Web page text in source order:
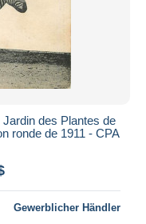
des Plantes de
ronde de 1911 - CPA
Gewerblicher Händler